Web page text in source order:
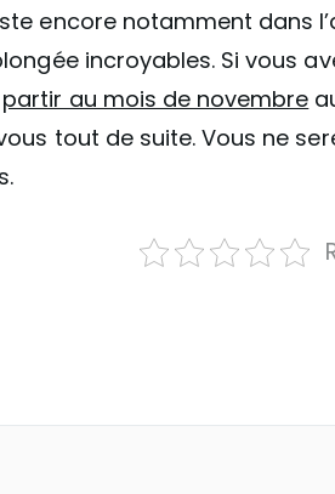
encore notamment dans
incroyables. Si vous
partir au mois de novembre
tout de suite. Vous ne